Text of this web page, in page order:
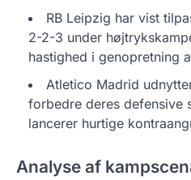
RB Leipzig har vist
2-2-3 under
hastighed i genopretning
Atletico Madrid
forbedre deres defensive
lancerer hurtige
Analyse af